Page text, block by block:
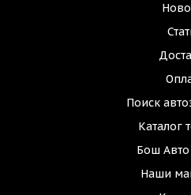
Поиск
Каталог
Бош
Наши